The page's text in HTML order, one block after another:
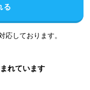
る
応しております。
れています